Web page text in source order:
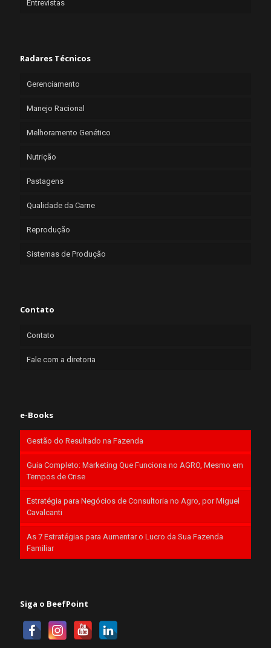
Entrevistas
Radares Técnicos
Gerenciamento
Manejo Racional
Melhoramento Genético
Nutrição
Pastagens
Qualidade da Carne
Reprodução
Sistemas de Produção
Contato
Contato
Fale com a diretoria
e-Books
Gestão do Resultado na Fazenda
Guia Completo: Marketing Que Funciona no AGRO, Mesmo em
Tempos de Crise
Estratégia para Negócios de Consultoria no Agro, por Miguel
Cavalcanti
As 7 Estratégias para Aumentar o Lucro da Sua Fazenda
Familiar
Siga o BeefPoint